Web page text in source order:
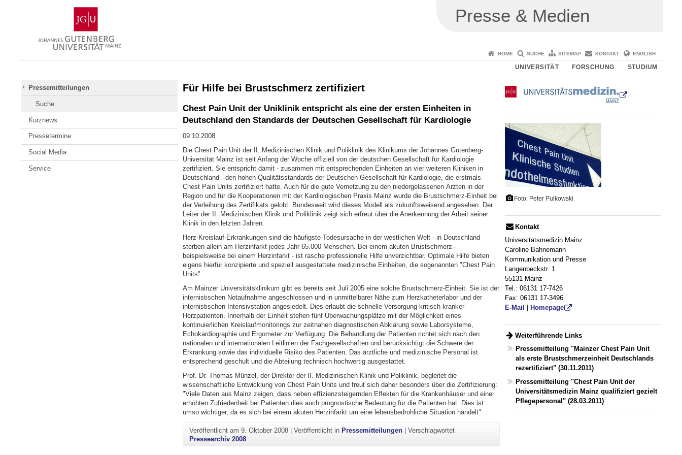
Gutenberg-
Universität
Mainz
Presse & Medien
HOME SUCHE SITEMAP KONTAKT ENGLISH
UNIVERSITÄT FORSCHUNG STUDIUM
Pressemitteilungen
Suche
Kurznews
Pressetermine
Social Media
Service
Für Hilfe bei Brustschmerz zertifiziert
Chest Pain Unit der Uniklinik entspricht als eine der ersten Einheiten in
Deutschland den Standards der Deutschen Gesellschaft für Kardiologie
09.10.2008
Die Chest Pain Unit der II. Medizinischen Klinik und Poliklinik des Klinikums der Johannes Gutenberg-
Universität Mainz ist seit Anfang der Woche offiziell von der deutschen Gesellschaft für Kardiologie
zertifiziert. Sie entspricht damit - zusammen mit entsprechenden Einheiten an vier weiteren Kliniken in
Deutschland - den hohen Qualitätsstandards der Deutschen Gesellschaft für Kardiologie, die erstmals
Chest Pain Units zertifiziert hatte. Auch für die gute Vernetzung zu den niedergelassenen Ärzten in der
Region und für die Kooperationen mit der Kardiologischen Praxis Mainz wurde die Brustschmerz-Einheit bei
der Verleihung des Zertifikats gelobt. Bundesweit wird dieses Modell als zukunftsweisend angesehen. Der
Leiter der II. Medizinischen Klinik und Poliklinik zeigt sich erfreut über die Anerkennung der Arbeit seiner
Klinik in den letzten Jahren.
Herz-Kreislauf-Erkrankungen sind die häufigste Todesursache in der westlichen Welt - in Deutschland
sterben allein am Herzinfarkt jedes Jahr 65.000 Menschen. Bei einem akuten Brustschmerz -
beispielsweise bei einem Herzinfarkt - ist rasche professionelle Hilfe unverzichtbar. Optimale Hilfe bieten
eigens hierfür konzipierte und speziell ausgestattete medizinische Einheiten, die sogenannten "Chest Pain
Units".
Am Mainzer Universitätsklinikum gibt es bereits seit Juli 2005 eine solche Brustschmerz-Einheit. Sie ist der
internistischen Notaufnahme angeschlossen und in unmittelbarer Nähe zum Herzkatheterlabor und der
internistischen Intensivstation angesiedelt. Dies erlaubt die schnelle Versorgung kritisch kranker
Herzpatienten. Innerhalb der Einheit stehen fünf Überwachungsplätze mit der Möglichkeit eines
kontinuierlichen Kreislaufmonitorings zur zeitnahen diagnostischen Abklärung sowie Laborsysteme,
Echokardiographie und Ergometer zur Verfügung. Die Behandlung der Patienten richtet sich nach den
nationalen und internationalen Leitlinien der Fachgesellschaften und berücksichtigt die Schwere der
Erkrankung sowie das individuelle Risiko des Patienten. Das ärztliche und medizinische Personal ist
entsprechend geschult und die Abteilung technisch hochwertig ausgestattet.
Prof. Dr. Thomas Münzel, der Direktor der II. Medizinischen Klinik und Poliklinik, begleitet die
wissenschaftliche Entwicklung von Chest Pain Units und freut sich daher besonders über die Zertifizierung:
"Viele Daten aus Mainz zeigen, dass neben effizienzsteigernden Effekten für die Krankenhäuser und einer
erhöhten Zufriedenheit bei Patienten dies auch prognostische Bedeutung für die Patienten hat. Dies ist
umso wichtiger, da es sich bei einem akuten Herzinfarkt um eine lebensbedrohliche Situation handelt".
Veröffentlicht am9. Oktober 2008 |Veröffentlicht in Pressemitteilungen |Verschlagwortet
Pressearchiv 2008
Foto: Peter Pulkowski
Kontakt
Universitätsmedizin Mainz
Caroline Bahnemann
Kommunikation und Presse
Langenbeckstr. 1
55131 Mainz
Tel.: 06131 17-7426
Fax: 06131 17-3496
E-Mail
Homepage
Weiterführende Links
Pressemitteilung "Mainzer Chest Pain Unit
als erste Brustschmerzeinheit Deutschlands
rezertifiziert" (30.11.2011)
Pressemitteilung "Chest Pain Unit der
Universitätsmedizin Mainz qualifiziert gezielt
Pflegepersonal" (28.03.2011)